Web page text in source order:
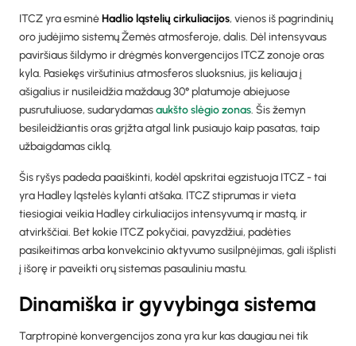
ITCZ yra esminėHadlio ląstelių cirkuliacijos, vienos iš pagrindinių
oro judėjimo sistemų Žemės atmosferoje, dalis. Dėl intensyvaus
paviršiaus šildymo ir drėgmės konvergencijos ITCZ zonoje oras
kyla. Pasiekęs viršutinius atmosferos sluoksnius, jis keliauja į
ašigalius ir nusileidžia maždaug 30° platumoje abiejuose
pusrutuliuose, sudarydamasaukšto slėgio zonas. Šis žemyn
besileidžiantis oras grįžta atgal link pusiaujo kaip pasatas, taip
užbaigdamas ciklą.
Šis ryšys padeda paaiškinti, kodėl apskritai egzistuoja ITCZ - tai
yra Hadley ląstelės kylanti atšaka. ITCZ stiprumas ir vieta
tiesiogiai veikia Hadley cirkuliacijos intensyvumą ir mastą, ir
atvirkščiai. Bet kokie ITCZ pokyčiai, pavyzdžiui, padėties
pasikeitimas arba konvekcinio aktyvumo susilpnėjimas, gali išplisti
į išorę ir paveikti orų sistemas pasauliniu mastu.
Dinamiška ir gyvybinga sistema
Tarptropinė konvergencijos zona yra kur kas daugiau nei tik